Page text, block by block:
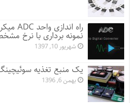
نمونه برداری با نرخ
شهریور 10, 1397
یک منبع تغذیه
بهمن 6, 1396